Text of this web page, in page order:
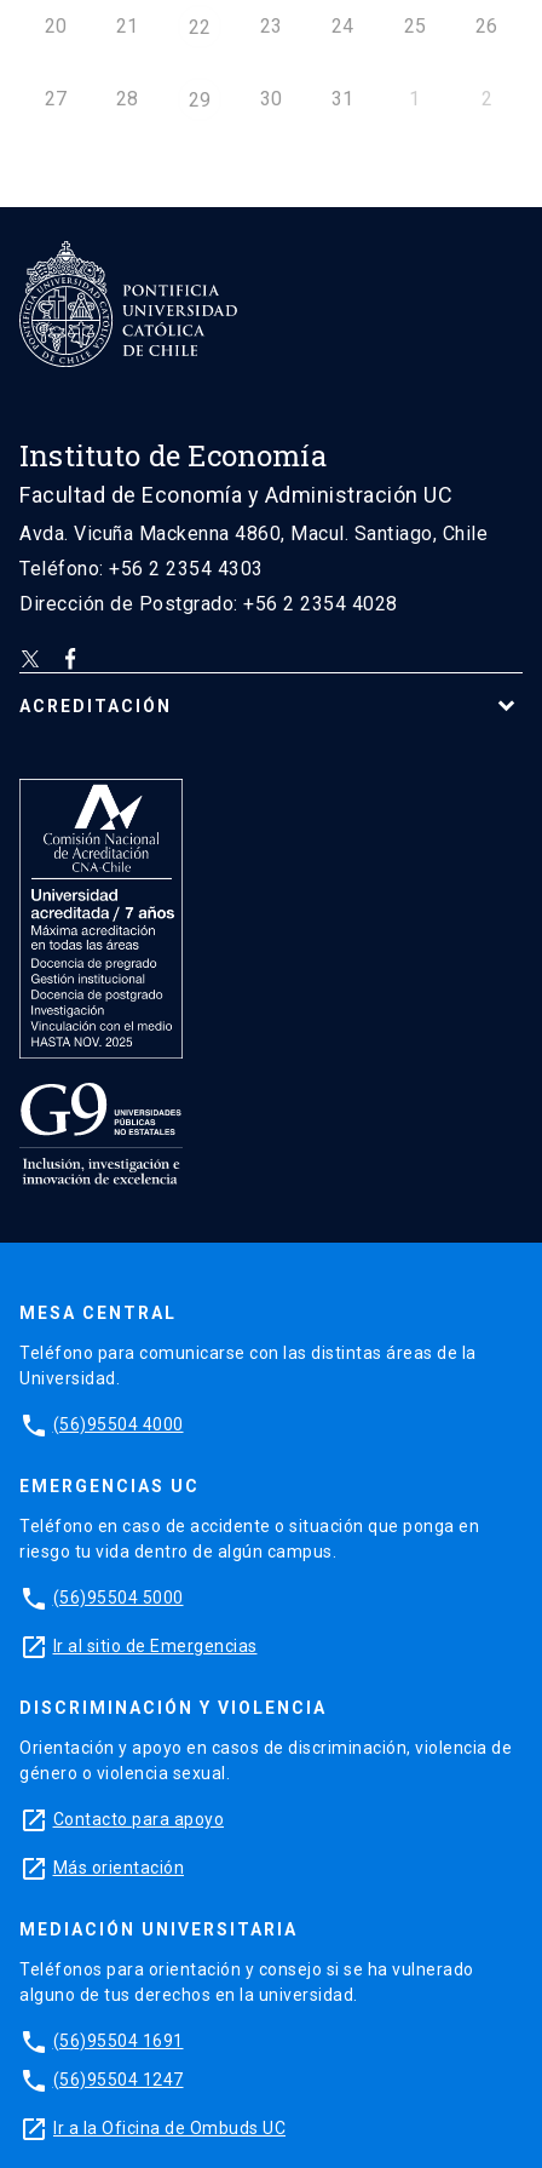
20 21 22 23 24 25 26
27 28 29 30 31 1 2
Instituto de Economía
Facultad de Economía y Administración UC
Avda. Vicuña Mackenna 4860, Macul. Santiago, Chile
Teléfono: +56 2 2354 4303
Dirección de Postgrado: +56 2 2354 4028
ACREDITACIÓN
MESA CENTRAL
Teléfono para comunicarse con las distintas áreas de la
Universidad.
phone (56)95504 4000
EMERGENCIAS UC
Teléfono en caso de accidente o situación que ponga en
riesgo tu vida dentro de algún campus.
phone (56)95504 5000
launch Ir al sitio de Emergencias
DISCRIMINACIÓN Y VIOLENCIA
Orientación y apoyo en casos de discriminación, violencia de
género o violencia sexual.
launch Contacto para apoyo
launch Más orientación
MEDIACIÓN UNIVERSITARIA
Teléfonos para orientación y consejo si se ha vulnerado
alguno de tus derechos en la universidad.
phone (56)95504 1691
phone (56)95504 1247
launch Ir a la Oficina de Ombuds UC